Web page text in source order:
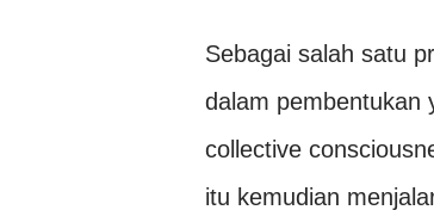
Sebagai salah satu
dalam pembentukan
collective
itu kemudian